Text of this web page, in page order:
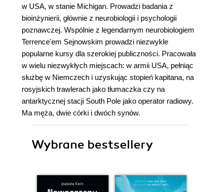
w USA, w stanie Michigan. Prowadzi badania z
bioinżynierii, głównie z neurobiologii i psychologii
poznawczej. Wspólnie z legendarnym neurobiologiem
Terrence'em Sejnowskim prowadzi niezwykle
popularne kursy dla szerokiej publiczności. Pracowała
w wielu niezwykłych miejscach: w armii USA, pełniąc
służbę w Niemczech i uzyskując stopień kapitana, na
rosyjskich trawlerach jako tłumaczka czy na
antarktycznej stacji South Pole jako operator radiowy.
Ma męża, dwie córki i dwóch synów.
Wybrane bestsellery